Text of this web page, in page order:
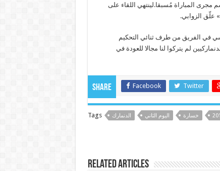
مجرى المباراة مُسبقا.لينتهي اللقاء على
في الفريق من طرف ثنائي التحكيم
لم يتركوا لنا مجالا للعودة في
Share Facebook Twitter
Tags الدنمارك اليوم الثاني خسارة
Related Articles